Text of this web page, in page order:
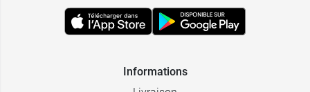
Informations